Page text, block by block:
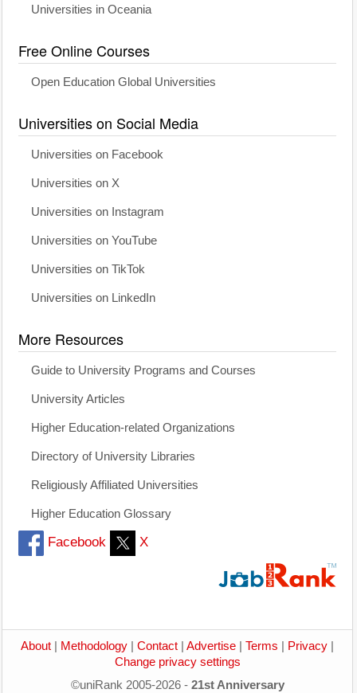
Universities in Oceania
Free Online Courses
Open Education Global Universities
Universities on Social Media
Universities on Facebook
Universities on X
Universities on Instagram
Universities on YouTube
Universities on TikTok
Universities on LinkedIn
More Resources
Guide to University Programs and Courses
University Articles
Higher Education-related Organizations
Directory of University Libraries
Religiously Affiliated Universities
Higher Education Glossary
Facebook X
About Methodology Contact Advertise Terms Privacy
Change privacy settings
©uniRank 2005-2026 - 21st Anniversary